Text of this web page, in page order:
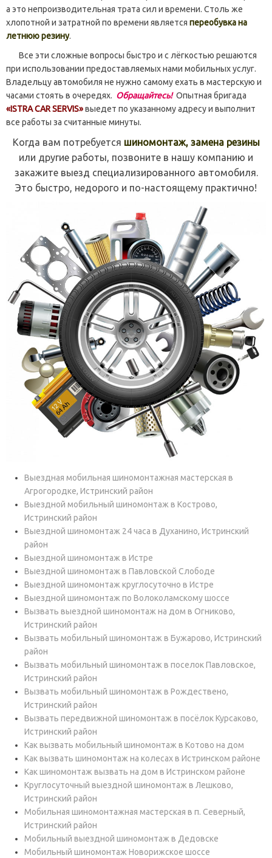
а это непроизводительная трата сил и времени. Столь же
хлопотной и затратной по времени является переобувка на
летнюю резину.
Все эти сложные вопросы быстро и с лёгкостью решаются
при использовании предоставляемых нами мобильных услуг.
Владельцу автомобиля не нужно самому ехать в мастерскую и
часами стоять в очередях. Обращайтесь! Опытная бригада
«ISTRA CAR SERVIS»выедет по указанному адресу и выполнит
все работы за считанные минуты.
Когда вам потребуется шиномонтаж, замена резины
или другие работы, позвоните в нашу компанию и
закажите выезд специализированного автомобиля.
Это быстро, недорого и по-настоящему практично!
Выездная мобильная шиномонтажная мастерская в
Агрогородке, Истринский район
Выездной мобильный шиномонтаж в Кострово,
Истринский район
Выездной шиномонтаж 24 часа в Духанино, Истринский
район
Выездной шиномонтаж в Истре
Выездной шиномонтаж в Павловской Слободе
Выездной шиномонтаж круглосуточно в Истре
Выездной шиномонтаж по Волоколамскому шоссе
Вызвать выездной шиномонтаж на дом в Огниково,
Истринский район
Вызвать мобильный шиномонтаж в Бужарово, Истринский
район
Вызвать мобильный шиномонтаж в поселок Павловское,
Истринский район
Вызвать мобильный шиномонтаж в Рождествено,
Истринский район
Вызвать передвижной шиномонтаж в посёлок Курсаково,
Истринский район
Как вызвать мобильный шиномонтаж в Котово на дом
Как вызвать шиномонтаж на колесах в Истринском районе
Как шиномонтаж вызвать на дом в Истринском районе
Круглосуточный выездной шиномонтаж в Лешково,
Истринский район
Мобильная шиномонтажная мастерская в п. Северный,
Истринский район
Мобильный выездной шиномонтаж в Дедовске
Мобильный шиномонтаж Новорижское шоссе